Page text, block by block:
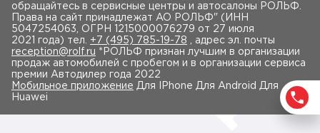
обращайтесь в сервисные центры и автосалоны РОЛЬФ.
Права на сайт принадлежат AO РОЛЬФ" (ИНН
5047254063, ОГРН 1215000076279 от 27 июля
2021 года) тел. +7 (495) 785-19-78 , адрес эл. почты
reception@rolf.ru *РОЛЬФ признан лучшим в организации
продаж автомобилей с пробегом и в организации сервиса
премии Автодилер года 2022
Мобильное приложение Для IPhone Для Android Для
Huawei